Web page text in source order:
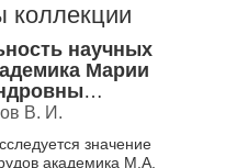
коллекции
научных
Марии
для
современной
В. И.
значение
академика М.А.